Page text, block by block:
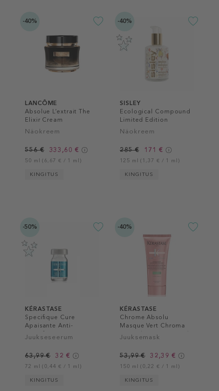
-40%
LANCÔME
Absolue L’extrait The
Elixir Cream
Näokreem
556 € 333,60 €
50 ml (6,67 € / 1 ml)
KINGITUS
-40%
SISLEY
Ecological Compound
Limited Edition
Näokreem
285 € 171 €
125 ml (1,37 € / 1 ml)
KINGITUS
-50%
KÉRASTASE
Specifique Cure
Apaisante Anti-
Inconforts
Juukseseerum
63,99 € 32 €
72 ml (0,44 € / 1 ml)
KINGITUS
-40%
KÉRASTASE
Chrome Absolu
Masque Vert Chroma
Neutralisant Hair Mask
Juuksemask
53,99 € 32,39 €
150 ml (0,22 € / 1 ml)
KINGITUS